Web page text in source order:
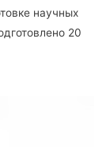
научных
20